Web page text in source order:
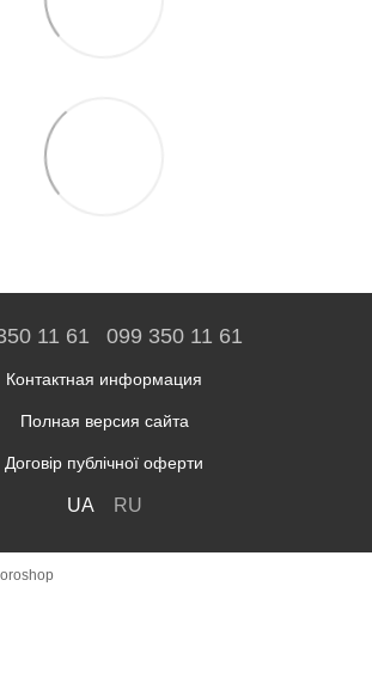
11 61 099 350 11 61
Контактная информация
Полная версия сайта
Договір публічної оферти
UA RU